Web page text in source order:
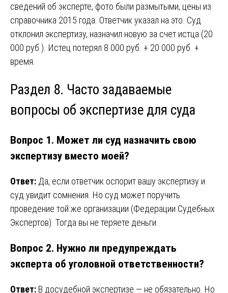
сведений об эксперте, фото были размытыми, цены из
справочника 2015 года. Ответчик указал на это. Суд
отклонил экспертизу, назначил новую за счет истца (20
000 руб.). Истец потерял 8 000 руб. + 20 000 руб. +
время.
Раздел 8. Часто задаваемые
вопросы об экспертизе для суда
Вопрос 1. Может ли суд назначить свою
экспертизу вместо моей?
Ответ: Да, если ответчик оспорит вашу экспертизу и
суд увидит сомнения. Но суд может поручить
проведение той же организации (Федерации Судебных
Экспертов). Тогда вы не теряете деньги.
Вопрос 2. Нужно ли предупреждать
эксперта об уголовной ответственности?
Ответ: В досудебной экспертизе — не обязательно. Но